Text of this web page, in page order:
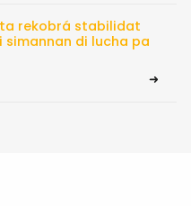
rekobrá stabilidat
simannan di lucha pa